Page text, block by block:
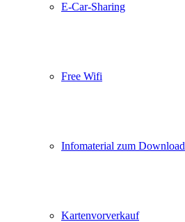
E-Car-Sharing
Free Wifi
Infomaterial zum Download
Kartenvorverkauf